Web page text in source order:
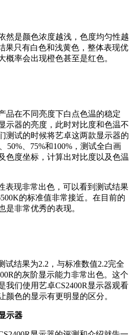
然是颜色浓度越浅，色度均匀性越
果只有白色和浅黄色，整体表现优
概率会出现橙色甚至是红色。
品在不同亮度下白点色温的稳定
示器的亮度，此时对比度和色温不
测试的时候将艺卓这两款显示器的
50%、75%和100%，测试全白画
色度坐标，计算出对比度以及色温
表现非常出色，可以看到测试结果
的标准值非常接近。在目前的
是非常优秀的表现。
试结果为2.2，与标准数值2.2完全
的灰阶显示能力非常出色。这个
我们使用艺卓CS2400R显示器观看
颜色的显示有更明显的区分。
示器